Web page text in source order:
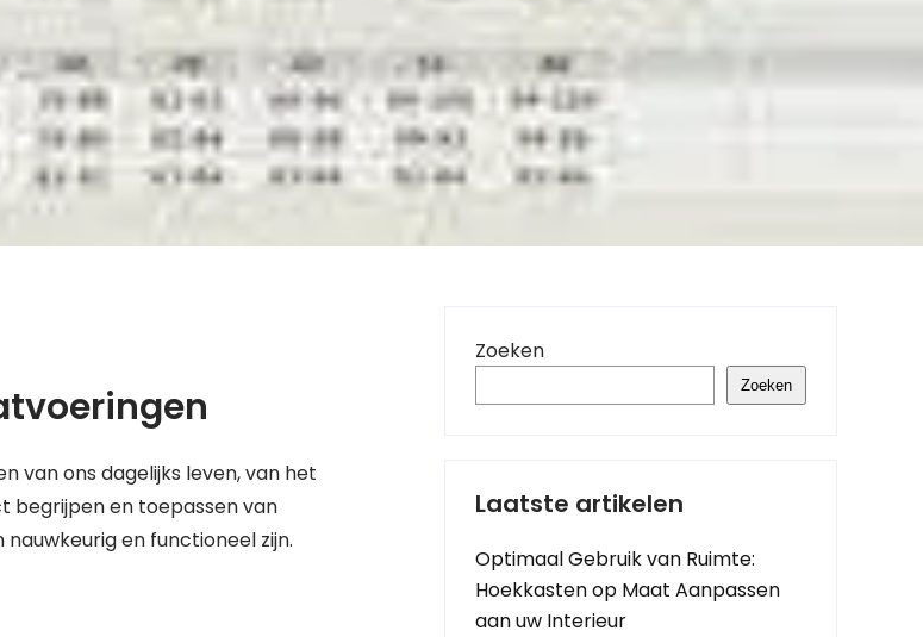
van ons dagelijks leven, van het
begrijpen en toepassen van
en functioneel zijn.
Zoeken
Zoeken
Laatste artikelen
Optimaal Gebruik van Ruimte:
Hoekkasten op Maat Aanpassen
aan uw Interieur